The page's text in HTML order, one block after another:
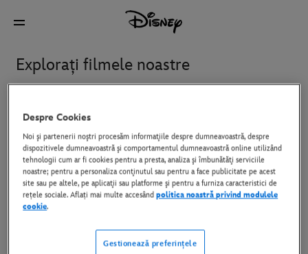
Explorați filmele noastre
Titluri Disney+ și vizionați acasă
Avengers: Doomsday
Epoca de Gheaţă: Punctul
de Fierbere
Hexe: Regatul Magiei
Despre Cookies
Noi şi partenerii noştri procesăm informaţiile despre dumneavoastră, despre
dispozitivele dumneavoastră şi comportamentul dumneavoastră online utilizând
tehnologii cum ar fi cookies pentru a presta, analiza şi îmbunătăţi serviciile
noastre; pentru a personaliza conţinutul sau pentru a face publicitate pe acest
site sau pe altele, pe aplicaţii sau platforme şi pentru a furniza caracteristici de
rețele sociale. Aflați mai multe accesândpolitica noastră privind modulele
cookie.
Gestionează preferințele